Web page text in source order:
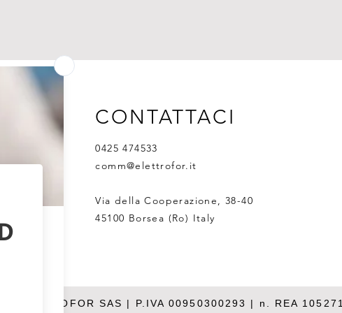
CONTATTACI
0425 474533
comm@elettrofor.it
Via della Cooperazione, 38-40
45100 Borsea (Ro) Italy
ELETTROFOR SAS | P.IVA 00950300293 | n. REA 105271